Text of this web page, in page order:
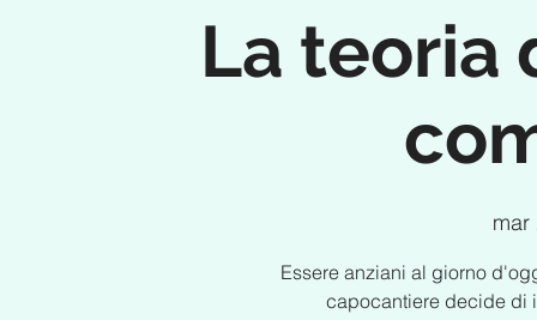
La teoria
mar
Essere anziani al giorno
capocantiere decide di